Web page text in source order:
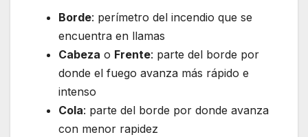
Borde: perímetro del incendio que se
encuentra en llamas
Cabeza o Frente: parte del borde por
donde el fuego avanza más rápido e
intenso
Cola: parte del borde por donde avanza
con menor rapidez